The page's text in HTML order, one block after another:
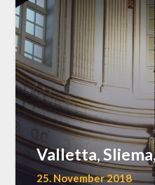
Valletta,
25. November 2018